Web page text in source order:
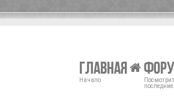
Главная
Начало